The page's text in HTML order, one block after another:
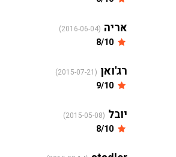
אריה (2016-06-04)
רג'ואן (2015-07-21)
יובל (2015-05-08)